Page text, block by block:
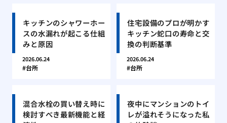
キッチンのシャワーホー
スの水漏れが起こる仕組
みと原因
2026.06.24
台所
住宅設備のプロが明かす
キッチン蛇口の寿命と交
換の判断基準
2026.06.24
台所
混合水栓の買い替え時に
検討すべき最新機能と経
夜中にマンションのトイ
レが溢れそうになった私